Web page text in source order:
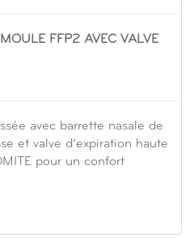
FFP2 AVEC VALVE
avec barrette nasale de
et valve d’expiration haute
pour un confort